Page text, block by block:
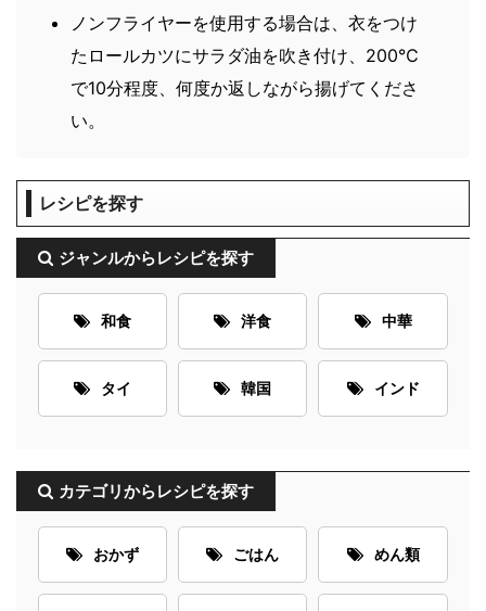
ノンフライヤーを使用する場合は、衣をつけ
たロールカツにサラダ油を吹き付け、200℃
で10分程度、何度か返しながら揚げてくださ
い。
レシピを探す
ジャンルからレシピを探す
和食 洋食 中華
タイ 韓国 インド
カテゴリからレシピを探す
おかず ごはん めん類